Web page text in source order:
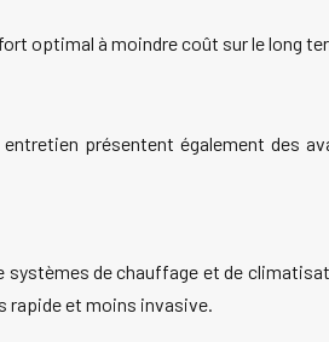
optimal à moindre coût sur le long
présentent également des
systèmes de chauffage et de
et moins invasive.